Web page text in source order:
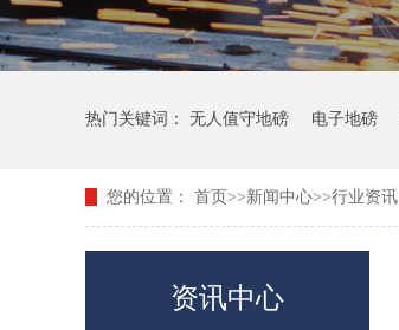
热门关键词： 无人值守地磅 电子地磅
您的位置： 首页 >>新闻中心>>行业资讯
资讯中心